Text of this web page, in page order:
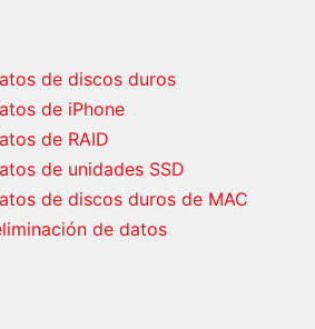
de discos duros
de iPhone
de RAID
de unidades SSD
de discos duros de MAC
de datos